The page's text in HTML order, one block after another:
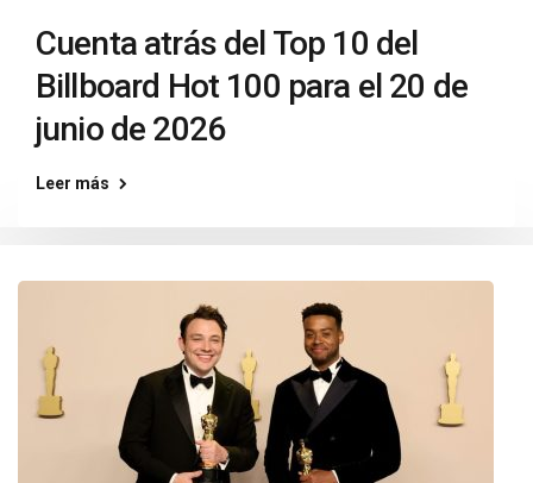
Cuenta atrás del Top 10 del
Billboard Hot 100 para el 20 de
junio de 2026
Leer más